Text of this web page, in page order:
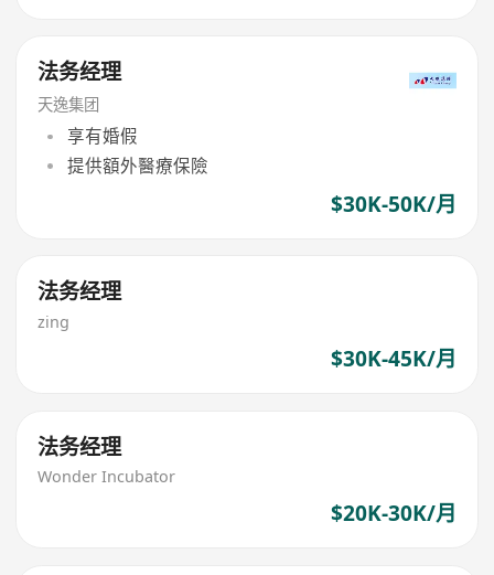
法务经理
天逸集团
享有婚假
提供額外醫療保險
$30K-50K/月
法务经理
zing
$30K-45K/月
法务经理
Wonder Incubator
$20K-30K/月